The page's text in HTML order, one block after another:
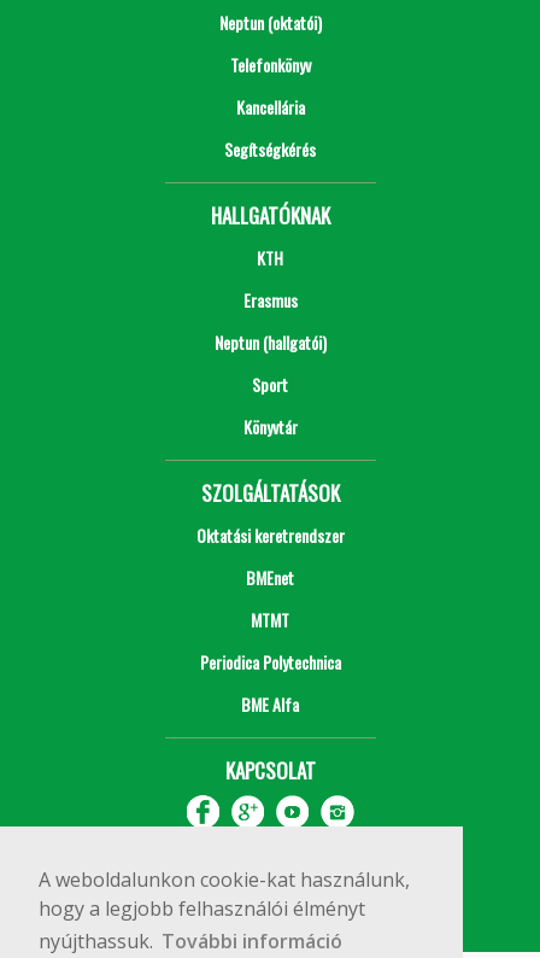
A weboldalunkon cookie-kat használunk,
hogy a legjobb felhasználói élményt
nyújthassuk. További információ
Neptun (oktatói)
Telefonkönyv
Kancellária
Segítségkérés
HALLGATÓKNAK
KTH
Erasmus
Neptun (hallgatói)
Sport
Könyvtár
SZOLGÁLTATÁSOK
Oktatási keretrendszer
BMEnet
MTMT
Periodica Polytechnica
BME Alfa
KAPCSOLAT